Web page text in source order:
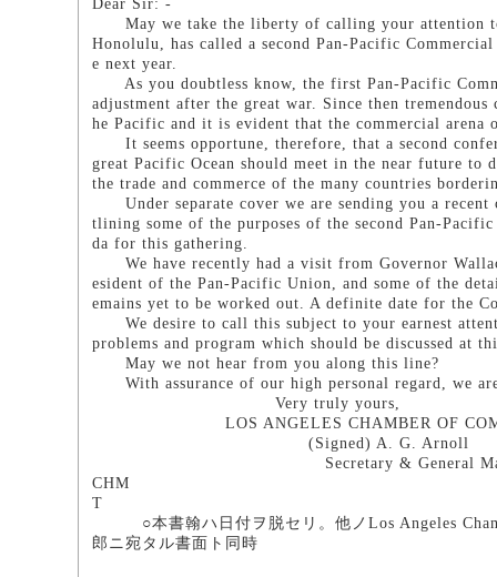
Dear Sir: -
May we take the liberty of calling your attention to
Honolulu, has called a second Pan-Pacific
e next year.
As you doubtless know, the first Pan-Pacific
adjustment after the great war. Since then
he Pacific and it is evident that the commercial
It seems opportune, therefore, that a second
great Pacific Ocean should meet in the near future to
the trade and commerce of the many countries
Under separate cover we are sending you a
tlining some of the purposes of the second Pan-
da for this gathering.
We have recently had a visit from Governor
esident of the Pan-Pacific Union, and some of the
emains yet to be worked out. A definite date for the
We desire to call this subject to your earnest
problems and program which should be discussed at
May we not hear from you along this line?
With assurance of our high personal regard, we
Very truly yours,
LOS ANGELES CHAMBER OF
(Signed) A. G. Arnoll
Secretary & General
CHM
T
○本書翰ハ日付ヲ脱セリ。他ノLos Angeles
郎ニ宛タル書面ト同時